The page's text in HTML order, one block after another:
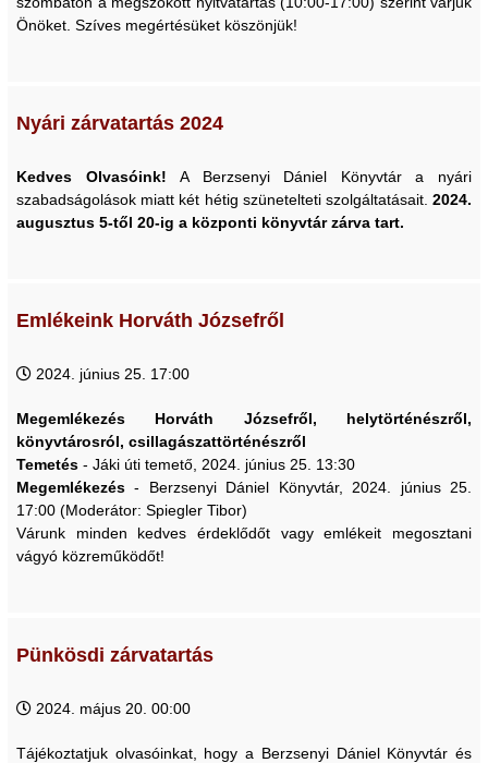
Önöket. Szíves megértésüket köszönjük!
Nyári zárvatartás 2024
Kedves Olvasóink!A Berzsenyi Dániel Könyvtár a nyári
szabadságolások miatt két hétig szünetelteti szolgáltatásait. 2024.
augusztus 5-től 20-ig a központi könyvtár zárva tart.
Emlékeink Horváth Józsefről
2024. június 25. 17:00
Megemlékezés Horváth Józsefről, helytörténészről,
könyvtárosról, csillagászattörténészről
Temetés - Jáki úti temető, 2024. június 25. 13:30
Megemlékezés- Berzsenyi Dániel Könyvtár, 2024. június 25.
17:00 (Moderátor: Spiegler Tibor)
Várunk minden kedves érdeklődőt vagy emlékeit megosztani
vágyó közreműködőt!
Pünkösdi zárvatartás
2024. május 20. 00:00
Tájékoztatjuk olvasóinkat, hogy a Berzsenyi Dániel Könyvtár és